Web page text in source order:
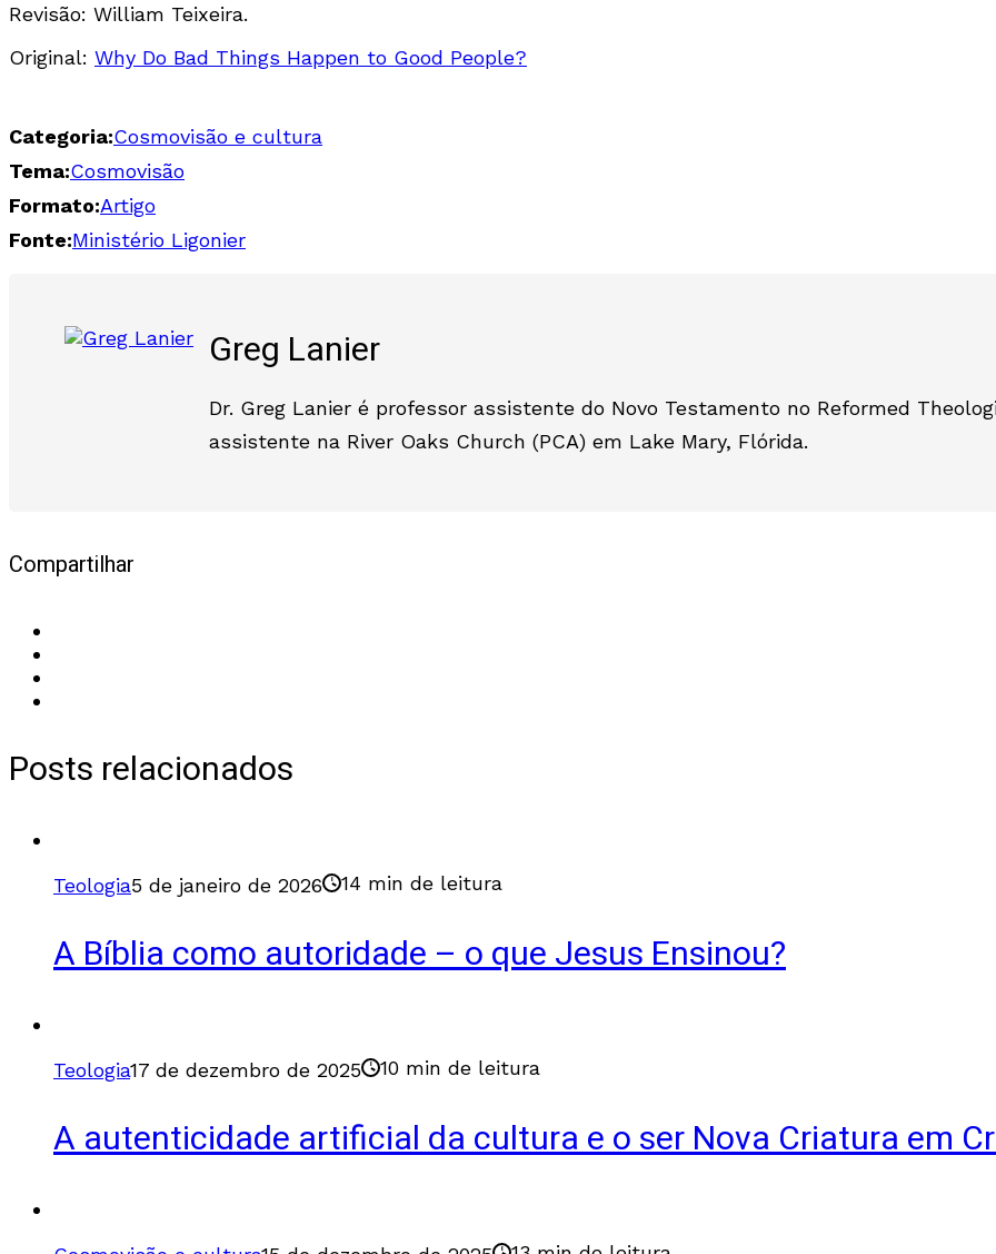
Revisão: William Teixeira.
Original: Why Do Bad Things Happen to Good People?
Categoria:Cosmovisão e cultura
Tema:Cosmovisão
Formato:Artigo
Fonte:Ministério Ligonier
Greg Lanier
Dr. Greg Lanier é professor assistente do Novo Testamento no Reformed
assistente na River Oaks Church (PCA) em Lake Mary, Flórida.
Compartilhar
Posts relacionados
Teologia5 de janeiro de 2026 14 min de leitura
A Bíblia como autoridade – o que Jesus Ensinou?
Teologia17 de dezembro de 2025 10 min de leitura
A autenticidade artificial da cultura e o ser Nova Criatura em